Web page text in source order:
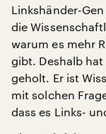
Linkshänder-
die
warum es mehr
gibt. Deshalb
geholt. Er ist
mit solchen
dass es Links-